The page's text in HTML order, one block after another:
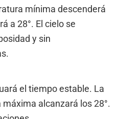
mínima descenderá
a 28°. El cielo se
y sin
el tiempo estable. La
máxima alcanzará los 28°.